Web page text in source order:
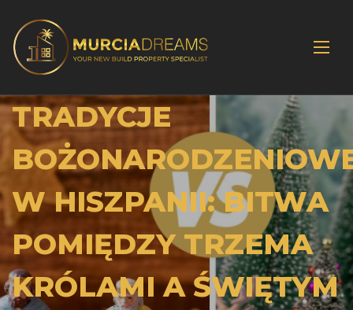
TRADYCJE
W HISZPANII: BITWA
POMIĘDZY TRZEMA
KRÓLAMI A ŚWIĘTYM